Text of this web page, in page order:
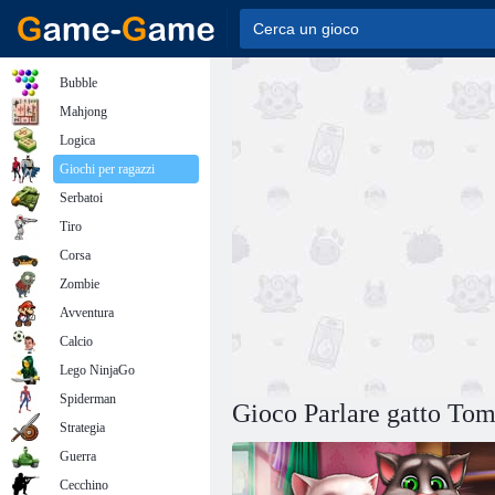
Gioco Parlare gatto
Bubble
Mahjong
Logica
Giochi per ragazzi
Serbatoi
Tiro
Corsa
Zombie
Avventura
Calcio
Lego NinjaGo
Spiderman
Strategia
Guerra
Cecchino